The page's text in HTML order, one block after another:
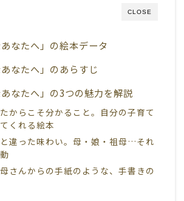
CLOSE
あなたへ」の絵本データ
あなたへ」のあらすじ
あなたへ」の3つの魅力を解説
からこそ分かること。自分の子育て
くれる絵本
違った味わい。母・娘・祖母…それ
さんからの手紙のような、手書きの